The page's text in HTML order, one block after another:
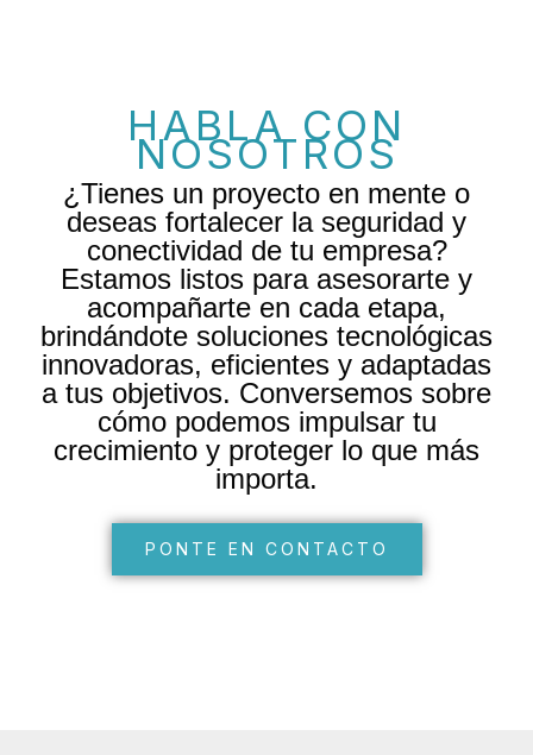
HABLA CON
NOSOTROS
¿Tienes un proyecto en mente o
deseas fortalecer la seguridad y
conectividad de tu empresa?
Estamos listos para asesorarte y
acompañarte en cada etapa,
brindándote soluciones tecnológicas
innovadoras, eficientes y adaptadas
a tus objetivos. Conversemos sobre
cómo podemos impulsar tu
crecimiento y proteger lo que más
importa.
PONTE EN CONTACTO